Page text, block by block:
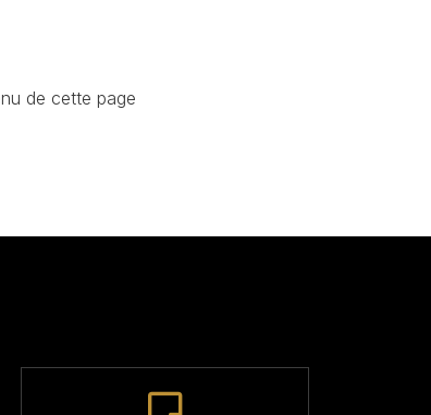
de cette page